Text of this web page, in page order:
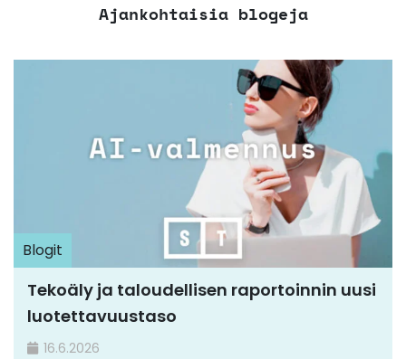
Ajankohtaisia blogeja
Blogit
Tekoäly ja taloudellisen raportoinnin uusi
luotettavuustaso
16.6.2026